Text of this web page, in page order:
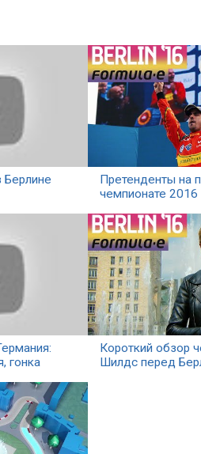
Берлине
Претенденты на
чемпионате 2016
гонка
Короткий обзор
Шилдс перед